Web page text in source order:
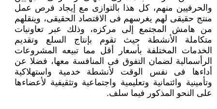
والحرفيين منهم، كل هذا بالتوازى مع إيجاد فرص عمل
منتج حقيقى لهم يغرسهم فى الاقتصاد الحقيقى، وينقلهم
من هامش المجتمع إلى مركزه، وذلك عبر تعاونيات
متكاملة الأنشطة حيث تقوم بإنتاج السلع وتقديم
الخدمات المختلفة بأسعار أقل مما تبيعه المشروعات
الرأسمالية لضمان التفوق فى المنافسة معها، فضلا عن
أداءها فى نفس الوقت لأنشطة خدمية واستهلاكية
وتأمينية وائتمانية وتعليمية واجتماعية وتثقيفية لأعضاءها
على النحو المذكور فيما سلف.